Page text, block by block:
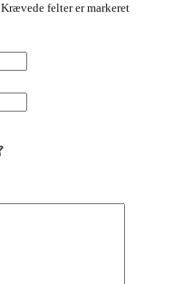
Krævede felter er markeret